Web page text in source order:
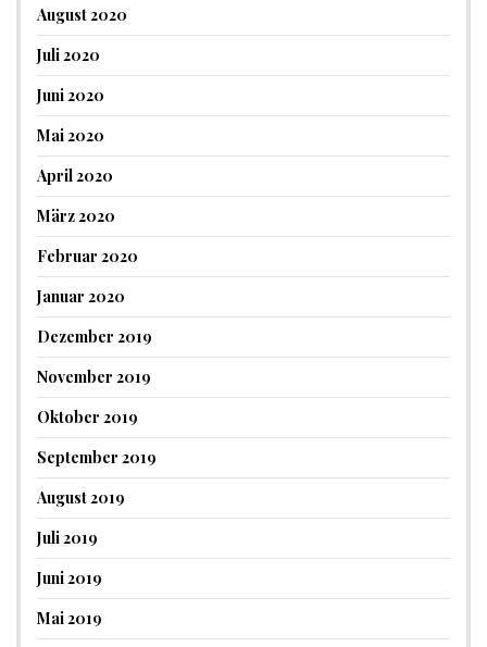
August 2020
Juli 2020
Juni 2020
Mai 2020
April 2020
März 2020
Februar 2020
Januar 2020
Dezember 2019
November 2019
Oktober 2019
September 2019
August 2019
Juli 2019
Juni 2019
Mai 2019